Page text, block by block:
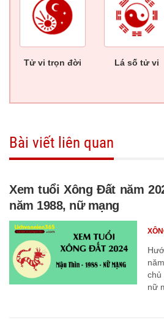
Tử vi trọn đời Lá số tử vi
Bài viết liên quan
Xem tuổi Xông Đất năm
năm 1988, nữ mạng
chủ
nữ